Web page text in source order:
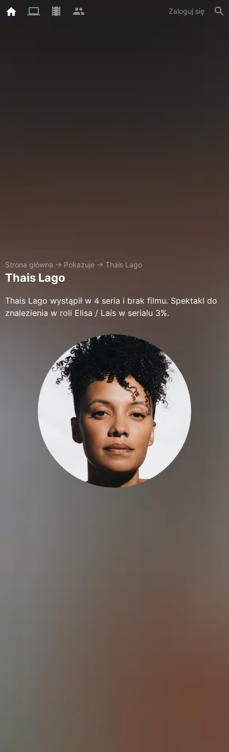
Zaloguj się
Strona główna → Pokazuje → Thais Lago
Thais Lago
Thais Lago wystąpił w 4 seria i brak filmu. Spektakl do
znalezienia w roli Elisa / Laís w serialu 3%.